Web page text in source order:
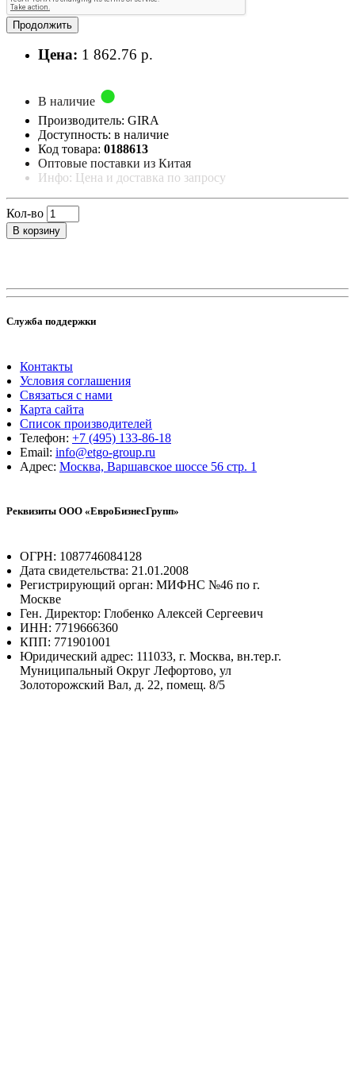
Продолжить
Цена: 1 862.76 р.
В наличие
Производитель: GIRA
Доступность: в наличие
Код товара: 0188613
Оптовые поставки из Китая
Инфо: Цена и доставка по запросу
Кол-во
В корзину
Служба поддержки
Контакты
Условия соглашения
Связаться с нами
Карта сайта
Список производителей
Телефон: +7 (495) 133-86-18
Email: info@etgo-group.ru
Адрес: Москва, Варшавское шоссе 56 стр. 1
Реквизиты ООО «ЕвроБизнесГрупп»
ОГРН: 1087746084128
Дата свидетельства: 21.01.2008
Регистрирующий орган: МИФНС №46 по г.
Москве
Ген. Директор: Глобенко Алексей Сергеевич
ИНН: 7719666360
КПП: 771901001
Юридический адрес: 111033, г. Москва, вн.тер.г.
Муниципальный Округ Лефортово, ул
Золоторожский Вал, д. 22, помещ. 8/5